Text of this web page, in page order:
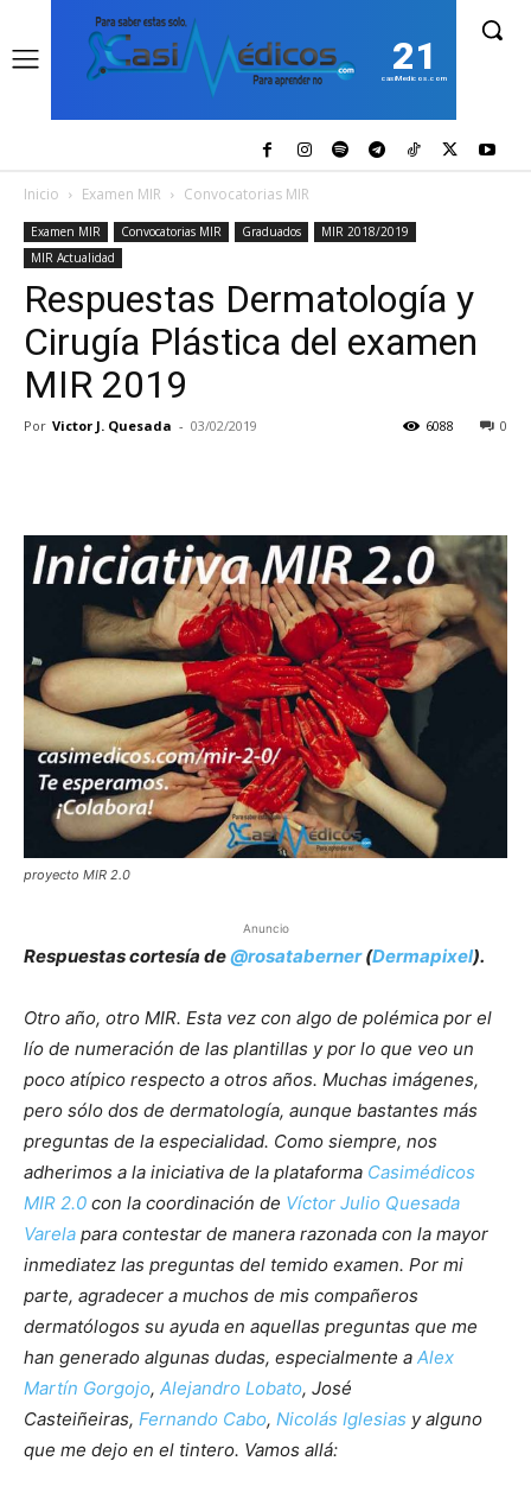
21
casiMedicos.com
Inicio Examen MIR Convocatorias MIR
Examen MIR Convocatorias MIR Graduados
MIR 2018/2019
MIR Actualidad
Respuestas Dermatología y
Cirugía Plástica del examen
MIR 2019
Por Victor J. Quesada - 03/02/2019 0
6088
proyecto MIR 2.0
Anuncio
Respuestas cortesía de@rosataberner(Dermapixel).
Otro año, otro MIR. Esta vez con algo de polémica por el
lío de numeración de las plantillas y por lo que veo un
poco atípico respecto a otros años. Muchas imágenes,
pero sólo dos de dermatología, aunque bastantes más
preguntas de la especialidad. Como siempre, nos
adherimos a la iniciativa de la plataforma Casimédicos
MIR 2.0 con la coordinación de Víctor Julio Quesada
Varela para contestar de manera razonada con la mayor
inmediatez las preguntas del temido examen. Por mi
parte, agradecer a muchos de mis compañeros
dermatólogos su ayuda en aquellas preguntas que me
han generado algunas dudas, especialmente a Alex
Martín Gorgojo, Alejandro Lobato, José
Casteiñeiras, Fernando Cabo, Nicolás Iglesias y alguno
que me dejo en el tintero. Vamos allá: